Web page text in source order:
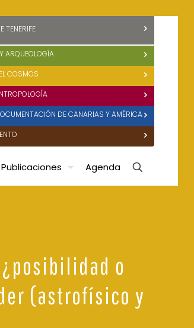
Publicaciones Agenda
TENERIFE
ARQUEOLOGÍA
COSMOS
DE CANARIAS Y AMÉRICA
o
(astrofísico y